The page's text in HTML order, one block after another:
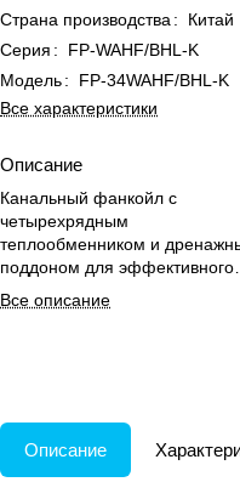
Страна производства :
Китай
Серия :
FP-WAHF/BHL-K
Модель:
FP-34WAHF/BHL-K
Все характеристики
Описание
Канальный фанкойл с
четырехрядным
теплообменником и
поддоном для эффективного
охлаждения и обогрева
помещений до 26 м².
Все описание
Описание